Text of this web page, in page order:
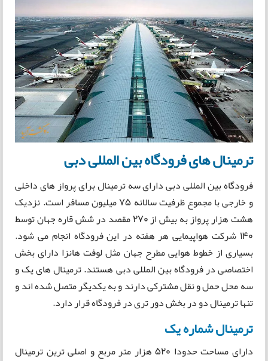
ترمینال های فرودگاه بین المللی دبی
فرودگاه بین المللی دبی دارای سه ترمینال برای پرواز های داخلی
و خارجی با مجموع ظرفیت سالانه 75 میلیون مسافر است. نزدیک
هشت هزار پرواز به بیش از 270 مقصد در شش قاره جهان توسط
140 شرکت هواپیمایی هر هفته در این فرودگاه انجام می شود.
بسیاری از خطوط هوایی مطرح جهان مثل لوفت هانزا دارای بخش
اختصاصی در فرودگاه بین المللی دبی هستند. ترمینال های یک و
سه محل حمل و نقل مشترکی دارند و به یکدیگر متصل شده اند و
تنها ترمینال دو در بخش دور تری در فرودگاه قرار دارد.
ترمینال شماره یک
دارای مساحت حدودا 520 هزار متر مربع و اصلی ترین ترمینال